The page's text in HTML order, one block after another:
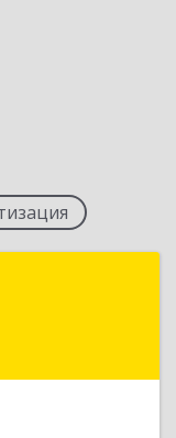
Юлия